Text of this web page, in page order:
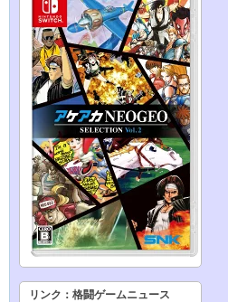
リンク：格闘ゲームニュース